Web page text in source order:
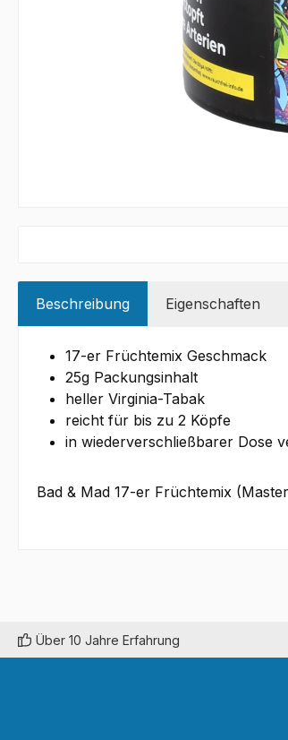
Beschreibung Eigenschaften
17-er Früchtemix Geschmack
25g Packungsinhalt
heller Virginia-Tabak
reicht für bis zu 2 Köpfe
in wiederverschließbarer Dose
Bad & Mad 17-er Früchtemix
Über 10 Jahre Erfahrung